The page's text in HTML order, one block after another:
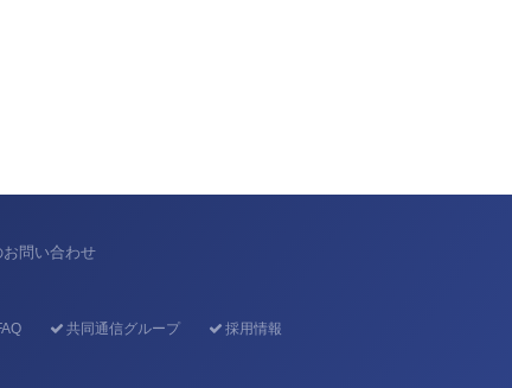
問い合わせ
共同通信グループ 採用情報